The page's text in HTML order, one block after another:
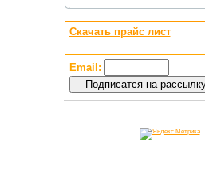
Скачать прайс лист
Email: